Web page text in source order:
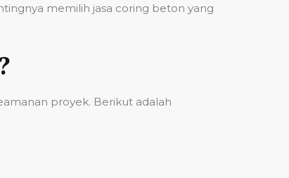
memilih jasa coring beton yang
?
proyek. Berikut adalah